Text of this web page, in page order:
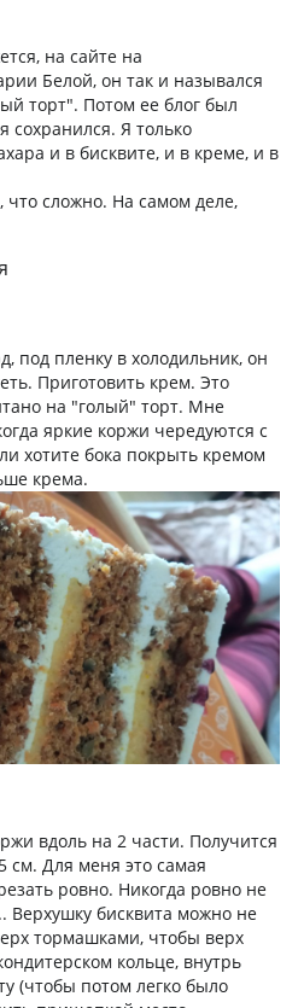
на сайте на
Белой, он так и назывался
торт". Потом ее блог был
Я только
и в бисквите, и в креме, и в
что сложно. На самом деле,
под пленку в холодильник, он
Приготовить крем. Это
на "голый" торт. Мне
яркие коржи чередуются с
хотите бока покрыть кремом
крема.
вдоль на 2 части. Получится
см. Для меня это самая
ровно. Никогда ровно не
Верхушку бисквита можно не
тормашками, чтобы верх
кольце, внутрь
(чтобы потом легко было